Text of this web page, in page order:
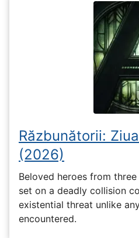
Răzbunătorii:
(2026)
Beloved heroes from
set on a deadly collision
existential threat unlike
encountered.